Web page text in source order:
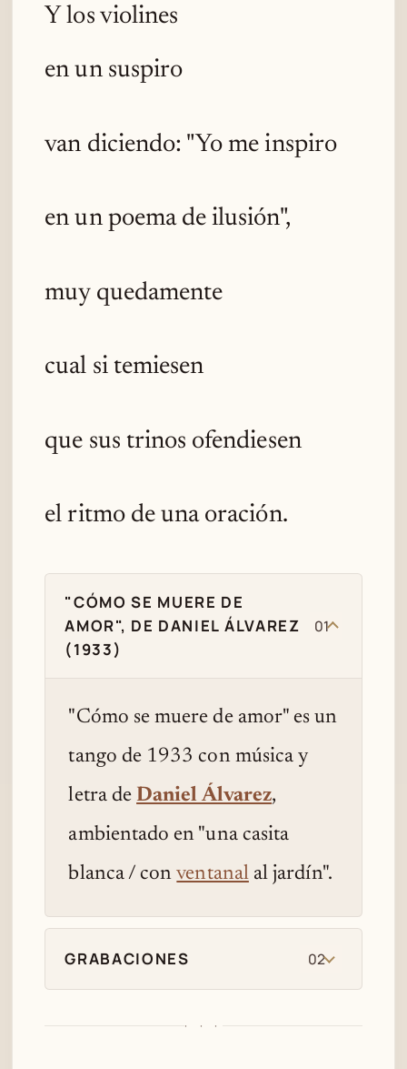
Y los violines
en un suspiro
van diciendo: "Yo me inspiro
en un poema de ilusión",
muy quedamente
cual si temiesen
que sus trinos ofendiesen
el ritmo de una oración.
"CÓMO SE MUERE DE
AMOR", DE DANIEL ÁLVAREZ
(1933)
01
"Cómo se muere de amor" es un
tango de 1933 con música y
letra de Daniel Álvarez,
ambientado en "una casita
blanca / conventanalal jardín".
GRABACIONES 02
· · ·